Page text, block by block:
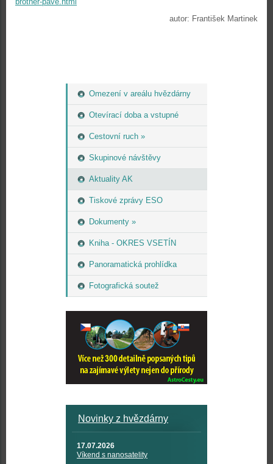
Omezení v areálu hvězdárny
Otevírací doba a vstupné
Cestovní ruch »
Skupinové návštěvy
Aktuality AK
Tiskové zprávy ESO
Dokumenty »
Kniha - OKRES VSETÍN
Panoramatická prohlídka
Fotografická soutež
Novinky z hvězdárny
17.07.2026
Víkend s nanosatelity
autor: František Martinek